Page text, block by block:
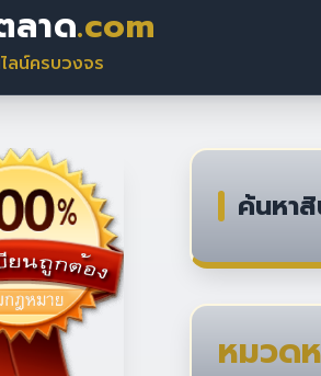
ลาด.com
ลน์ครบวงจร
ค้นหา
หมวด